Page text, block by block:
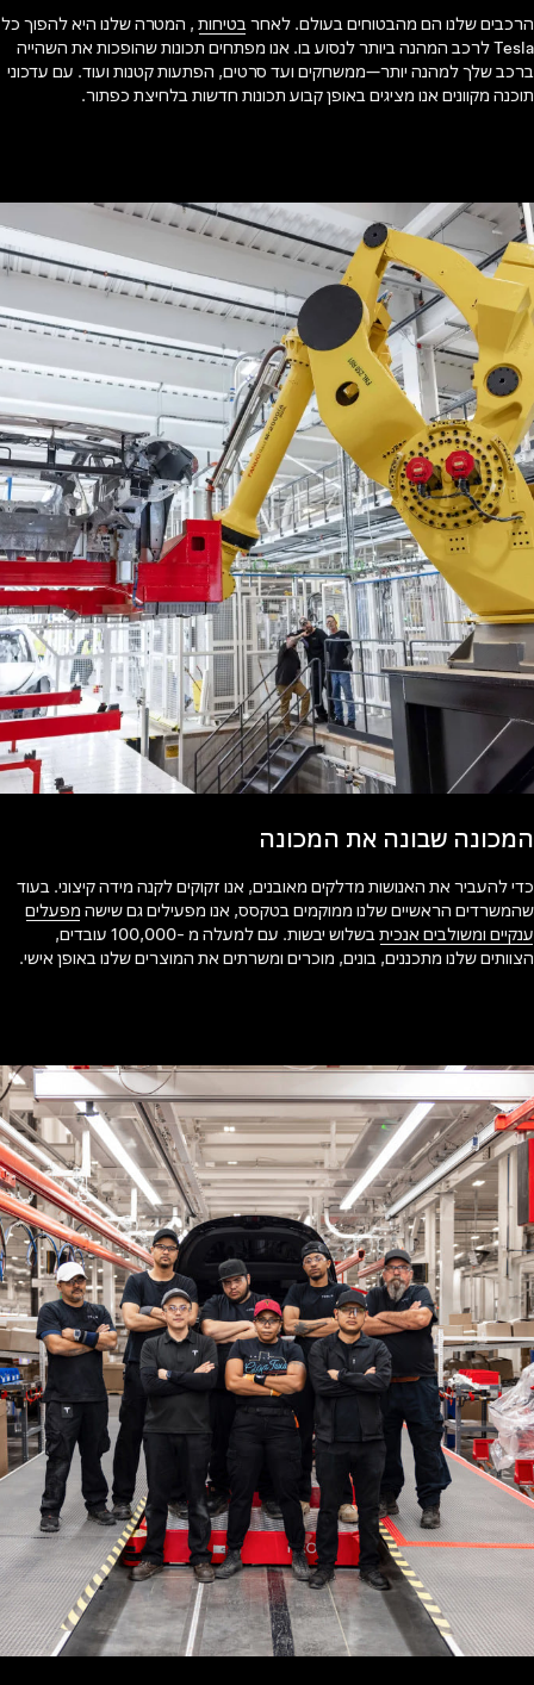
הרכבים שלנו הם מהבטוחים בעולם. לאחר בטיחות , המטרה שלנו היא להפוך כל
Tesla לרכב המהנה ביותר לנסוע בו. אנו מפתחים תכונות שהופכות את השהייה
ברכב שלך למהנה יותר—ממשחקים ועד סרטים, הפתעות קטנות ועוד. עם עדכוני
תוכנה מקוונים אנו מציגים באופן קבוע תכונות חדשות בלחיצת כפתור.
כדי להעביר את האנושות מדלקים מאובנים, אנו זקוקים לקנה מידה קיצוני. בעוד
שהמשרדים הראשיים שלנו ממוקמים בטקסס, אנו מפעילים גם שישה מפעלים
ענקיים ומשולבים אנכית
בשלוש יבשות. עם למעלה מ -100,000 עובדים,
הצוותים שלנו מתכננים, בונים, מוכרים ומשרתים את המוצרים שלנו באופן אישי.
המכונה שבונה את המכונה